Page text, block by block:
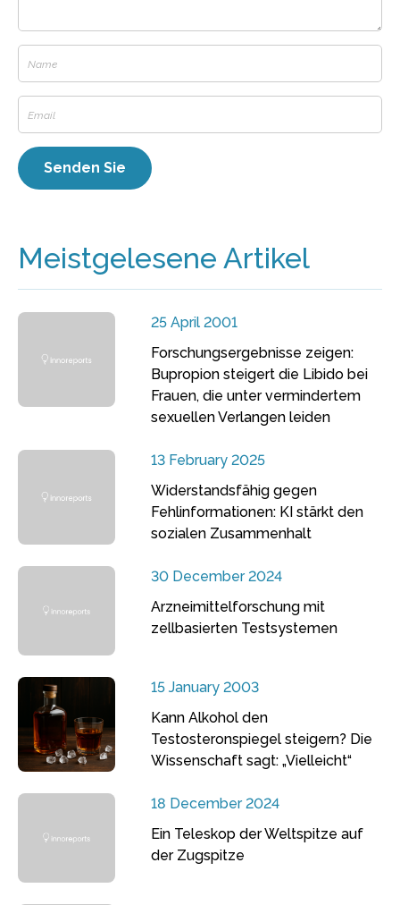
Meistgelesene Artikel
25 April 2001
Forschungsergebnisse zeigen:
Bupropion steigert die Libido bei
Frauen, die unter vermindertem
sexuellen Verlangen leiden
13 February 2025
Widerstandsfähig gegen
Fehlinformationen: KI stärkt den
sozialen Zusammenhalt
30 December 2024
Arzneimittelforschung mit
zellbasierten Testsystemen
15 January 2003
Kann Alkohol den
Testosteronspiegel steigern? Die
Wissenschaft sagt: „Vielleicht“
18 December 2024
Ein Teleskop der Weltspitze auf
der Zugspitze